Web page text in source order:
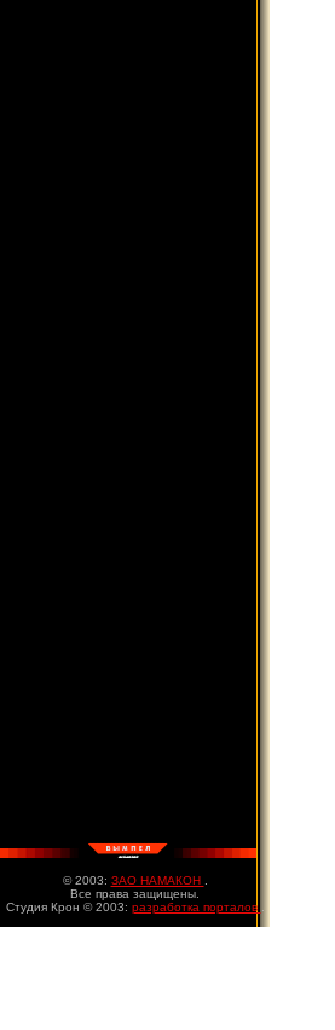
© 2003: ЗАО НАМАКОН
Все права защищены.
Студия Крон © 2003: разработка порталов